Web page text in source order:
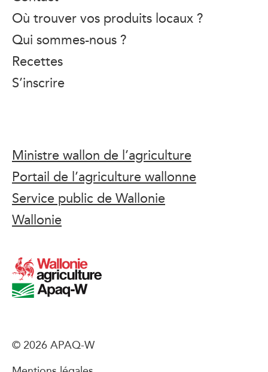
Où trouver vos produits locaux ?
Qui sommes-nous ?
Recettes
S’inscrire
Ministre wallon de l’agriculture
Portail de l’agriculture wallonne
Service public de Wallonie
Wallonie
© 2026 APAQ-W